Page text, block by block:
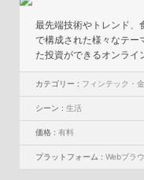
最先端技術やトレンド、
で構成された様々なテー
た投資ができるオンライ
カテゴリー : フィンテック・
シーン :生活
価格 :有料
プラットフォーム :Webブラ